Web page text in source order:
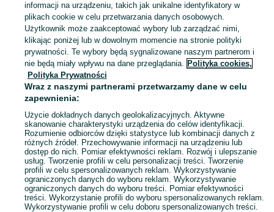
Coś poszło nie tak
Odśwież tę stronę lub wróć na stronę główną.
Odśwież
informacji na urządzeniu, takich jak unikalne identyfikatory w
plikach cookie w celu przetwarzania danych osobowych.
Użytkownik może zaakceptować wybory lub zarządzać nimi,
klikając poniżej lub w dowolnym momencie na stronie polityki
prywatności. Te wybory będą sygnalizowane naszym partnerom i
nie będą miały wpływu na dane przeglądania. Polityka cookies,
Polityka Prywatności
Wraz z naszymi partnerami przetwarzamy dane w celu
zapewnienia:
Użycie dokładnych danych geolokalizacyjnych. Aktywne
skanowanie charakterystyki urządzenia do celów identyfikacji.
Rozumienie odbiorców dzięki statystyce lub kombinacji danych z
różnych źródeł. Przechowywanie informacji na urządzeniu lub
dostęp do nich. Pomiar efektywności reklam. Rozwój i ulepszanie
usług. Tworzenie profili w celu personalizacji treści. Tworzenie
profili w celu spersonalizowanych reklam. Wykorzystywanie
ograniczonych danych do wyboru reklam. Wykorzystywanie
ograniczonych danych do wyboru treści. Pomiar efektywności
treści. Wykorzystanie profili do wyboru spersonalizowanych reklam.
Wykorzystywanie profili w celu doboru spersonalizowanych treści.